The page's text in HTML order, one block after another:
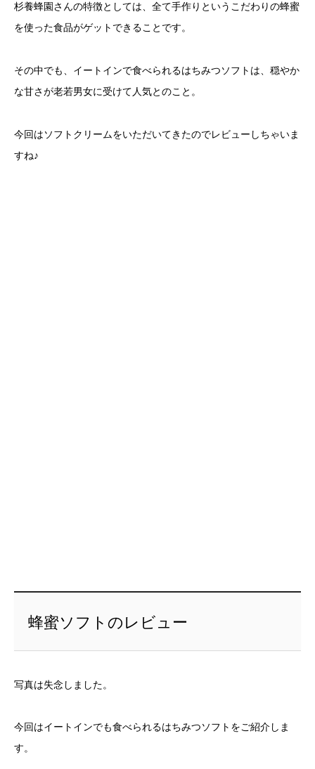
杉養蜂園さんの特徴としては、全て手作りというこだわりの蜂蜜
を使った食品がゲットできることです。
その中でも、イートインで食べられるはちみつソフトは、穏やか
な甘さが老若男女に受けて人気とのこと。
今回はソフトクリームをいただいてきたのでレビューしちゃいま
すね♪
蜂蜜ソフトのレビュー
写真は失念しました。
今回はイートインでも食べられるはちみつソフトをご紹介しま
す。